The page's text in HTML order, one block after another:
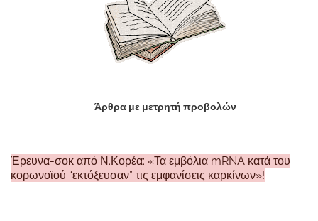
Άρθρα με μετρητή προβολών
Έρευνα-σοκ από Ν.Κορέα: «Τα εμβόλια mRNA κατά του
κορωνοϊού “εκτόξευσαν” τις εμφανίσεις καρκίνων»!